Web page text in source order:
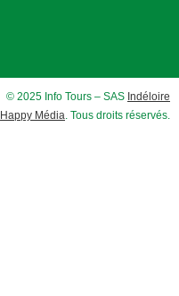
© 2025 Info Tours – SAS Indéloire
Happy Média . Tous droits réservés.